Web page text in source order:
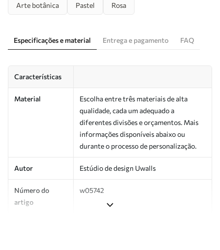
Arte botânica Pastel Rosa
Especificações e material Entrega e pagamento FAQ
Características
Material
Escolha entre três materiais de alta
qualidade, cada um adequado a
diferentes divisões e orçamentos. Mais
informações disponíveis abaixo ou
durante o processo de personalização.
Autor Estúdio de design Uwalls
Número do
artigo
w05742